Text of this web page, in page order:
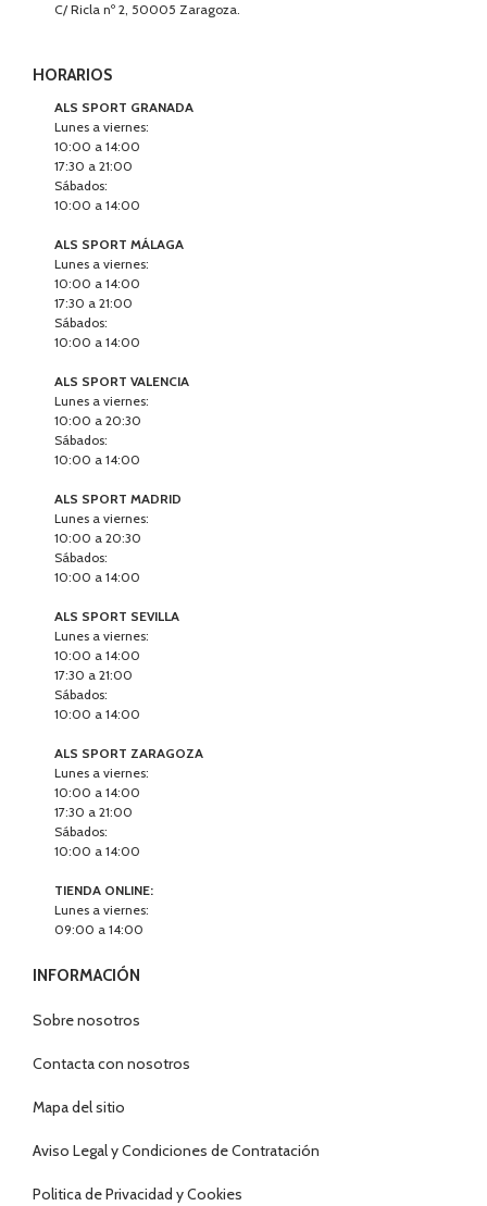
C/ Ricla nº 2, 50005 Zaragoza.
HORARIOS
ALS SPORT GRANADA
Lunes a viernes:
10:00 a 14:00
17:30 a 21:00
Sábados:
10:00 a 14:00
ALS SPORT MÁLAGA
Lunes a viernes:
10:00 a 14:00
17:30 a 21:00
Sábados:
10:00 a 14:00
ALS SPORT VALENCIA
Lunes a viernes:
10:00 a 20:30
Sábados:
10:00 a 14:00
ALS SPORT MADRID
Lunes a viernes:
10:00 a 20:30
Sábados:
10:00 a 14:00
ALS SPORT SEVILLA
Lunes a viernes:
10:00 a 14:00
17:30 a 21:00
Sábados:
10:00 a 14:00
ALS SPORT ZARAGOZA
Lunes a viernes:
10:00 a 14:00
17:30 a 21:00
Sábados:
10:00 a 14:00
TIENDA ONLINE:
Lunes a viernes:
09:00 a 14:00
INFORMACIÓN
Sobre nosotros
Contacta con nosotros
Mapa del sitio
Aviso Legal y Condiciones de Contratación
Politica de Privacidad y Cookies